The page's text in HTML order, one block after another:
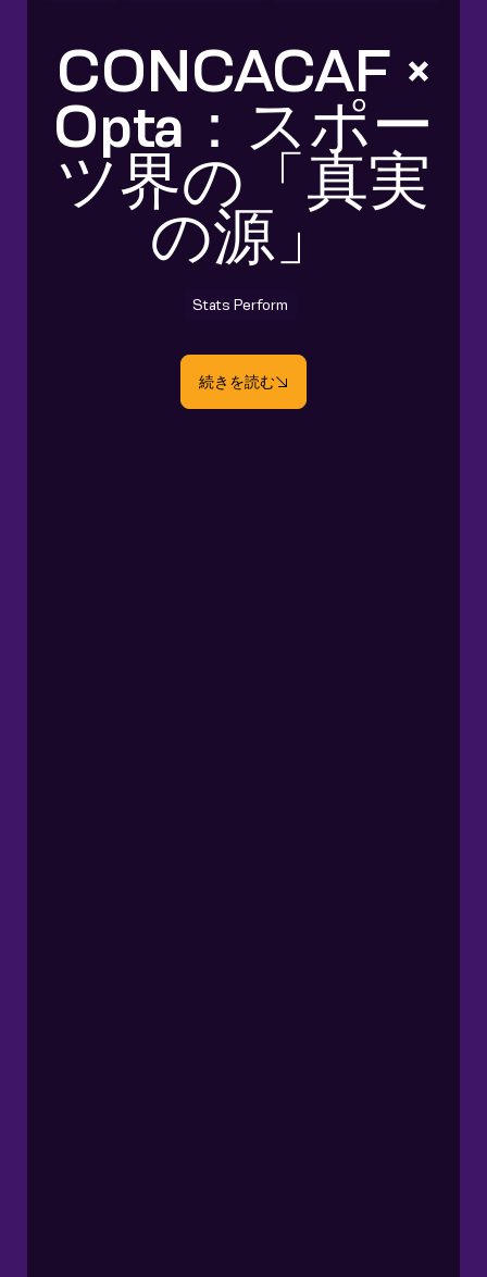
CONCACAF ×
Opta：スポー
ツ界の「真実
の源」
Stats Perform
続きを読む